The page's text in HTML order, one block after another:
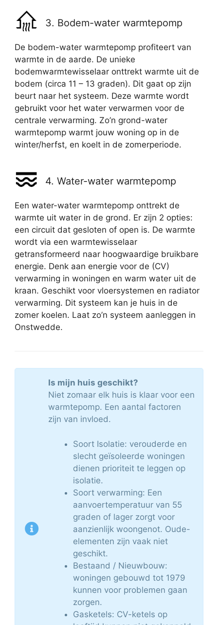
3. Bodem-water warmtepomp
De bodem-water warmtepomp profiteert van
warmte in de aarde. De unieke
bodemwarmtewisselaar onttrekt warmte uit de
bodem (circa 11 – 13 graden). Dit gaat op zijn
beurt naar het systeem. Deze warmte wordt
gebruikt voor het water verwarmen voor de
centrale verwarming. Zo’n grond-water
warmtepomp warmt jouw woning op in de
winter/herfst, en koelt in de zomerperiode.
4. Water-water warmtepomp
Een water-water warmtepomp onttrekt de
warmte uit water in de grond. Er zijn 2 opties:
een circuit dat gesloten of open is. De warmte
wordt via een warmtewisselaar
getransformeerd naar hoogwaardige bruikbare
energie. Denk aan energie voor de (CV)
verwarming in woningen en warm water uit de
kraan. Geschikt voor vloersystemen en radiator
verwarming. Dit systeem kan je huis in de
zomer koelen. Laat zo’n systeem aanleggen in
Onstwedde.
Is mijn huis geschikt?
Niet zomaar elk huis is klaar voor een
warmtepomp. Een aantal factoren
zijn van invloed.
Soort Isolatie: verouderde en
slecht geïsoleerde woningen
dienen prioriteit te leggen op
isolatie.
Soort verwarming: Een
aanvoertemperatuur van 55
graden of lager zorgt voor
aanzienlijk woongenot. Oude-
elementen zijn vaak niet
geschikt.
Bestaand / Nieuwbouw:
woningen gebouwd tot 1979
kunnen voor problemen gaan
zorgen.
Gasketels: CV-ketels op